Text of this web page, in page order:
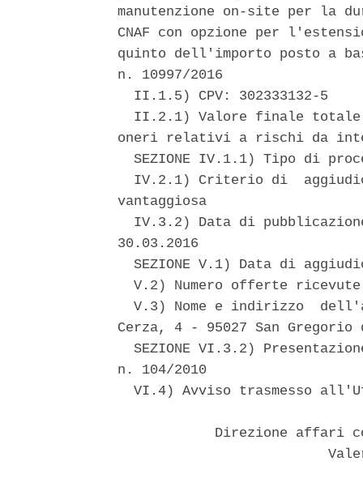
manutenzione on-site per la
CNAF con opzione per
quinto dell'importo posto a
n. 10997/2016
  II.1.5) CPV: 302333132-5
II.2.1) Valore finale
oneri relativi a rischi da
SEZIONE IV.1.1) Tipo di
IV.2.1) Criterio di
vantaggiosa
IV.3.2) Data di
30.03.2016
SEZIONE V.1) Data di
V.2) Numero offerte
V.3) Nome e indirizzo
Cerza, 4 - 95027 San
SEZIONE VI.3.2)
n. 104/2010
VI.4) Avviso trasmesso
Direzione affari